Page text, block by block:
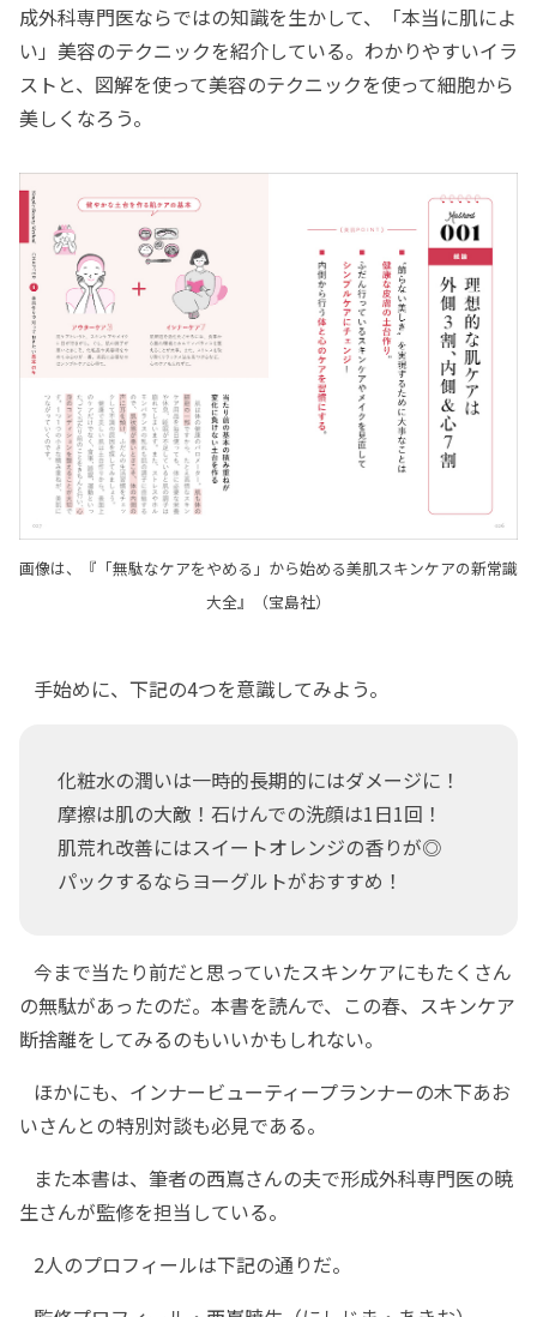
成外科専門医ならではの知識を生かして、「本当に肌によ
い」美容のテクニックを紹介している。わかりやすいイラ
ストと、図解を使って美容のテクニックを使って細胞から
美しくなろう。
画像は、『「無駄なケアをやめる」から始める美肌スキンケアの新常識
大全』（宝島社）
手始めに、下記の4つを意識してみよう。
化粧水の潤いは一時的長期的にはダメージに！
摩擦は肌の大敵！石けんでの洗顔は1日1回！
肌荒れ改善にはスイートオレンジの香りが◎
パックするならヨーグルトがおすすめ！
今まで当たり前だと思っていたスキンケアにもたくさん
の無駄があったのだ。本書を読んで、この春、スキンケア
断捨離をしてみるのもいいかもしれない。
ほかにも、インナービューティープランナーの木下あお
いさんとの特別対談も必見である。
また本書は、筆者の西嶌さんの夫で形成外科専門医の暁
生さんが監修を担当している。
2人のプロフィールは下記の通りだ。